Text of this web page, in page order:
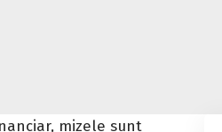
mizele sunt